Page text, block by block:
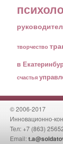
творчество
в
счастья
© 2006-2017
Инновационно-
Тел: +7 (863)
Email: